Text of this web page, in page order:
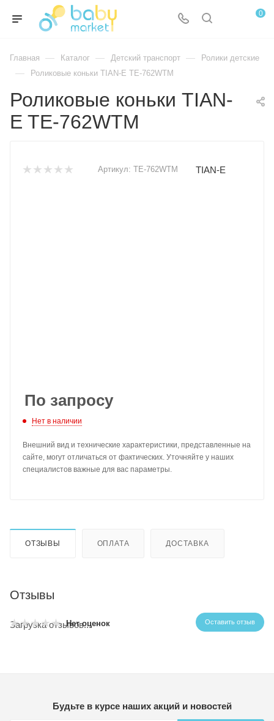
0
Главная — Каталог — Детский транспорт — Ролики детские
— Роликовые коньки TIAN-E TE-762WTM
Роликовые коньки TIAN-
E TE-762WTM
Артикул: TE-762WTM TIAN-E
По запросу
Нет в наличии
Внешний вид и технические характеристики, представленные на
сайте, могут отличаться от фактических. Уточняйте у наших
специалистов важные для вас параметры.
ОТЗЫВЫ ОПЛАТА ДОСТАВКА
Отзывы
Нет оценок Оставить отзыв
Загрузка отзывов...
Будьте в курсе наших акций и новостей